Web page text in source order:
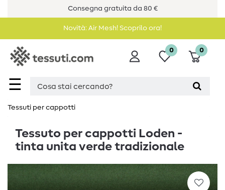
Consegna gratuita da 80 €
Novità: Air Mesh! Scoprilo ora!
☰
0 0
Tessuti per cappotti
Tessuto per cappotti Loden -
tinta unita verde tradizionale